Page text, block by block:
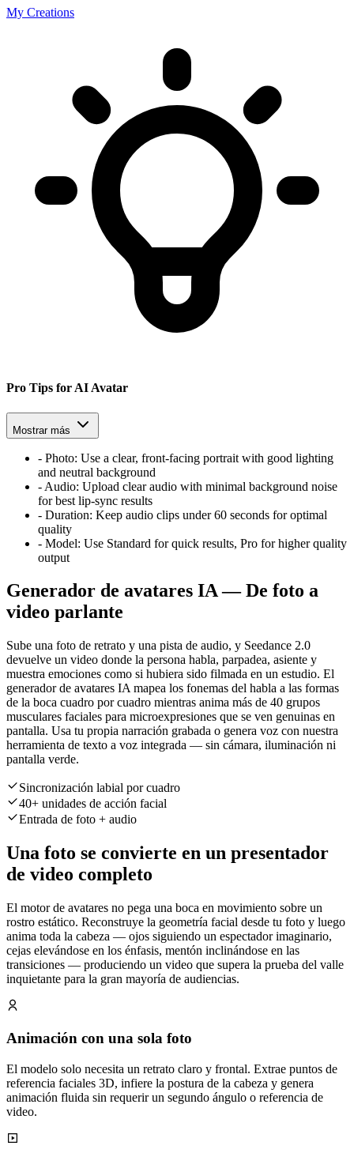
My Creations
Pro Tips for AI Avatar
Mostrar más
- Photo: Use a clear, front-facing portrait with good lighting
and neutral background
- Audio: Upload clear audio with minimal background noise
for best lip-sync results
- Duration: Keep audio clips under 60 seconds for optimal
quality
- Model: Use Standard for quick results, Pro for higher quality
output
Generador de avatares IA — De foto a
video parlante
Sube una foto de retrato y una pista de audio, y Seedance 2.0
devuelve un video donde la persona habla, parpadea, asiente y
muestra emociones como si hubiera sido filmada en un estudio. El
generador de avatares IA mapea los fonemas del habla a las formas
de la boca cuadro por cuadro mientras anima más de 40 grupos
musculares faciales para microexpresiones que se ven genuinas en
pantalla. Usa tu propia narración grabada o genera voz con nuestra
herramienta de texto a voz integrada — sin cámara, iluminación ni
pantalla verde.
Sincronización labial por cuadro
40+ unidades de acción facial
Entrada de foto + audio
Una foto se convierte en un presentador
de video completo
El motor de avatares no pega una boca en movimiento sobre un
rostro estático. Reconstruye la geometría facial desde tu foto y luego
anima toda la cabeza — ojos siguiendo un espectador imaginario,
cejas elevándose en los énfasis, mentón inclinándose en las
transiciones — produciendo un video que supera la prueba del valle
inquietante para la gran mayoría de audiencias.
Animación con una sola foto
El modelo solo necesita un retrato claro y frontal. Extrae puntos de
referencia faciales 3D, infiere la postura de la cabeza y genera
animación fluida sin requerir un segundo ángulo o referencia de
video.